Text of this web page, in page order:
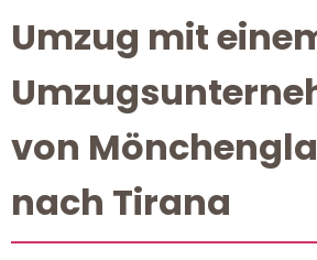
Umzug mit
von
nach Tirana